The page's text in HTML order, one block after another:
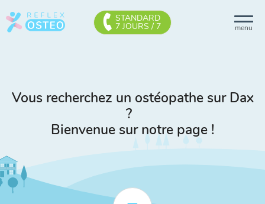
menu
STANDARD
7 JOURS / 7
Vous recherchez un ostéopathe sur Dax
?
Bienvenue sur notre page !